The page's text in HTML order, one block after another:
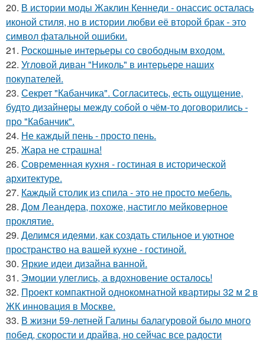
20. В истории моды Жаклин Кеннеди - онассис осталась
иконой стиля, но в истории любви её второй брак - это
символ фатальной ошибки.
21. Роскошные интерьеры со свободным входом.
22. Угловой диван "Николь" в интерьере наших
покупателей.
23. Секрет "Кабанчика". Согласитесь, есть ощущение,
будто дизайнеры между собой о чём-то договорились -
про "Кабанчик".
24. Не каждый пень - просто пень.
25. Жара не страшна!
26. Современная кухня - гостиная в исторической
архитектуре.
27. Каждый столик из спила - это не просто мебель.
28. Дом Леандера, похоже, настигло мейковерное
проклятие.
29. Делимся идеями, как создать стильное и уютное
пространство на вашей кухне - гостиной.
30. Яркие идеи дизайна ванной.
31. Эмоции улеглись, а вдохновение осталось!
32. Проект компактной однокомнатной квартиры 32 м 2 в
ЖК инновация в Москве.
33. В жизни 59-летней Галины балагуровой было много
побед, скорости и драйва, но сейчас все радости